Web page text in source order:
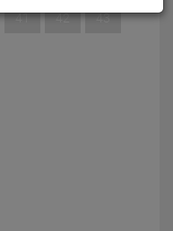
41 42 43